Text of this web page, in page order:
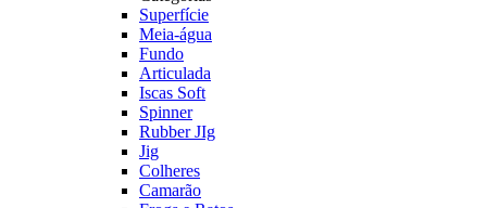
Superfície
Meia-água
Fundo
Articulada
Iscas Soft
Spinner
Rubber JIg
Jig
Colheres
Camarão